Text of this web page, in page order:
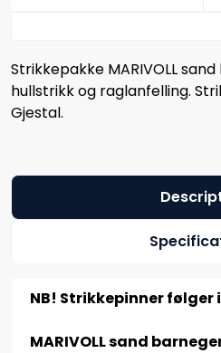
Strikkepakke MARIVOLL
hullstrikk og raglanfelling.
Gjestal.
NB! Strikkepinner følger
MARIVOLL sand